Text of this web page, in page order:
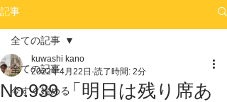
記事
全ての記事
今すぐ始める
全ての記事
No.939 「明日は残り席あ
kuwashi kano
2022年4月22日 読了時間: 2分